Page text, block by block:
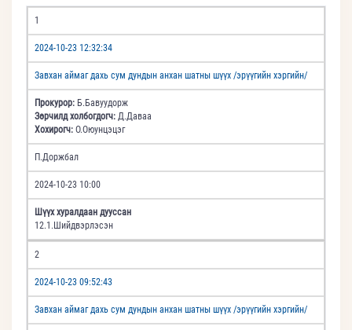
1
2024-10-23 12:32:34
Завхан аймаг дахь сум дундын анхан шатны шүүх /эрүүгийн хэргийн/
Прокурор: Б.Бавуудорж
Зөрчилд холбогдогч: Д.Даваа
Хохирогч: О.Оюунцэцэг
П.Доржбал
2024-10-23 10:00
Шүүх хуралдаан дууссан
12.1.Шийдвэрлэсэн
2
2024-10-23 09:52:43
Завхан аймаг дахь сум дундын анхан шатны шүүх /эрүүгийн хэргийн/